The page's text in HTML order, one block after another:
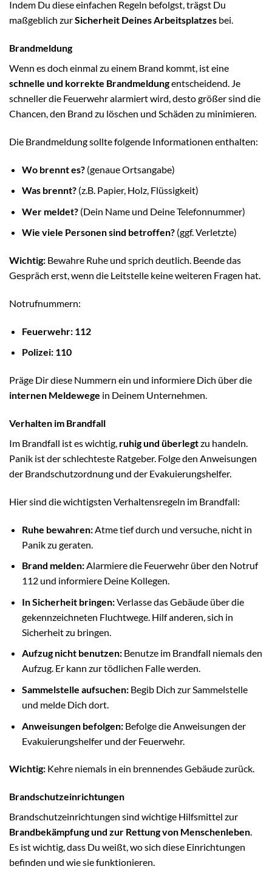
Indem Du diese einfachen Regeln befolgst, trägst Du
maßgeblich zurSicherheit Deines Arbeitsplatzes bei.
Brandmeldung
Wenn es doch einmal zu einem Brand kommt, ist eine
schnelle und korrekte Brandmeldungentscheidend. Je
schneller die Feuerwehr alarmiert wird, desto größer sind die
Chancen, den Brand zu löschen und Schäden zu minimieren.
Die Brandmeldung sollte folgende Informationen enthalten:
Wo brennt es?(genaue Ortsangabe)
Was brennt?(z.B. Papier, Holz, Flüssigkeit)
Wer meldet?(Dein Name und Deine Telefonnummer)
Wie viele Personen sind betroffen?(ggf. Verletzte)
Wichtig: Bewahre Ruhe und sprich deutlich. Beende das
Gespräch erst, wenn die Leitstelle keine weiteren Fragen hat.
Notrufnummern:
Feuerwehr: 112
Polizei: 110
Präge Dir diese Nummern ein und informiere Dich über die
internen Meldewege in Deinem Unternehmen.
Verhalten im Brandfall
Im Brandfall ist es wichtig, ruhig und überlegtzu handeln.
Panik ist der schlechteste Ratgeber. Folge den Anweisungen
der Brandschutzordnung und der Evakuierungshelfer.
Hier sind die wichtigsten Verhaltensregeln im Brandfall:
Ruhe bewahren:Atme tief durch und versuche, nicht in
Panik zu geraten.
Brand melden:Alarmiere die Feuerwehr über den Notruf
112 und informiere Deine Kollegen.
In Sicherheit bringen:Verlasse das Gebäude über die
gekennzeichneten Fluchtwege. Hilf anderen, sich in
Sicherheit zu bringen.
Aufzug nicht benutzen:Benutze im Brandfall niemals den
Aufzug. Er kann zur tödlichen Falle werden.
Sammelstelle aufsuchen:Begib Dich zur Sammelstelle
und melde Dich dort.
Anweisungen befolgen:Befolge die Anweisungen der
Evakuierungshelfer und der Feuerwehr.
Wichtig: Kehre niemals in ein brennendes Gebäude zurück.
Brandschutzeinrichtungen
Brandschutzeinrichtungen sind wichtige Hilfsmittel zur
Brandbekämpfung und zur Rettung von Menschenleben.
Es ist wichtig, dass Du weißt, wo sich diese Einrichtungen
befinden und wie sie funktionieren.